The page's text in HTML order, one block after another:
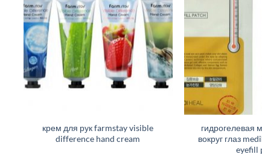
крем для рук farmstay visible
difference hand cream
гидрогелевая
вокруг глаз
eyefill